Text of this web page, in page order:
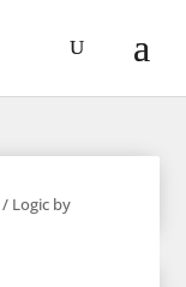
/ Logic by